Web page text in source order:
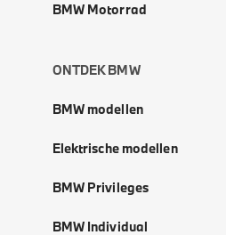
BMW Motorrad
ONTDEK BMW
BMW modellen
Elektrische modellen
BMW Privileges
BMW Individual